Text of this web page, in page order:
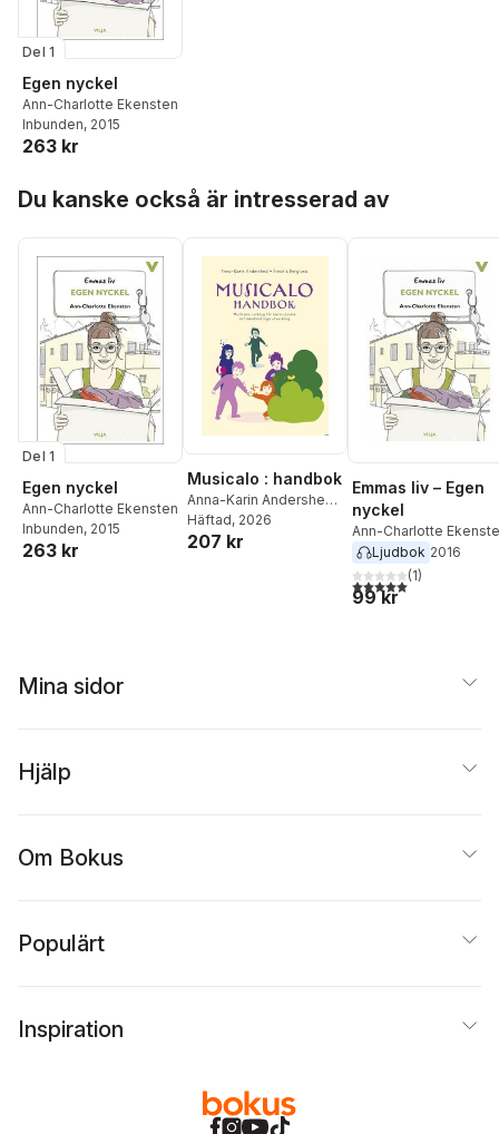
Del 1
Egen nyckel
Ann-Charlotte Ekensten
Inbunden, 2015
263 kr
Du kanske också är intresserad av
Del 1
Egen nyckel
Ann-Charlotte Ekensten
Inbunden, 2015
263 kr
Musicalo : handbok
Anna-Karin Andershed ,
Fredrik Berglund
Häftad, 2026
207 kr
Emmas liv – Egen
nyckel
Ann-Charlotte
Ljudbok 2016
5,0utav 5 stjärnor.
(1)
99 kr
Mina sidor
Hjälp
Om Bokus
Populärt
Inspiration